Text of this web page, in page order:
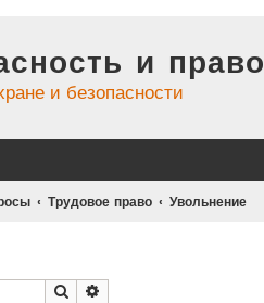
и право
и безопасности
Трудовое право Увольнение
Поиск